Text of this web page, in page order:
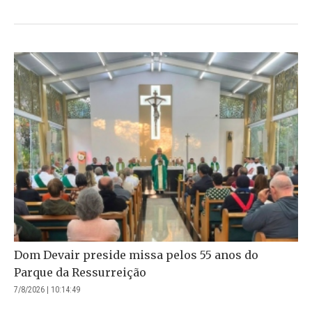
Dom Devair preside missa pelos 55 anos do
Parque da Ressurreição
7/8/2026 | 10:14:49